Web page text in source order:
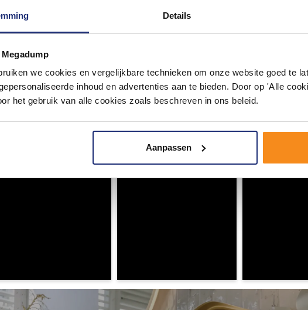
Details
we cookies en vergelijkbare technieken om onze website goed te
inhoud en advertenties aan te bieden. Door op 'Alle
het gebruik van alle cookies zoals beschreven in ons beleid.
Aanpassen
#mijndroombadkamer
jouw badkamer op Instagram met #mijndroombadkamer en tag
omgeving vol met unieke badkamerstijlen. Doe je mee?